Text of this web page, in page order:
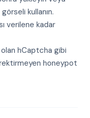
kullanın.
verilene kadar
hCaptcha gibi
honeypot